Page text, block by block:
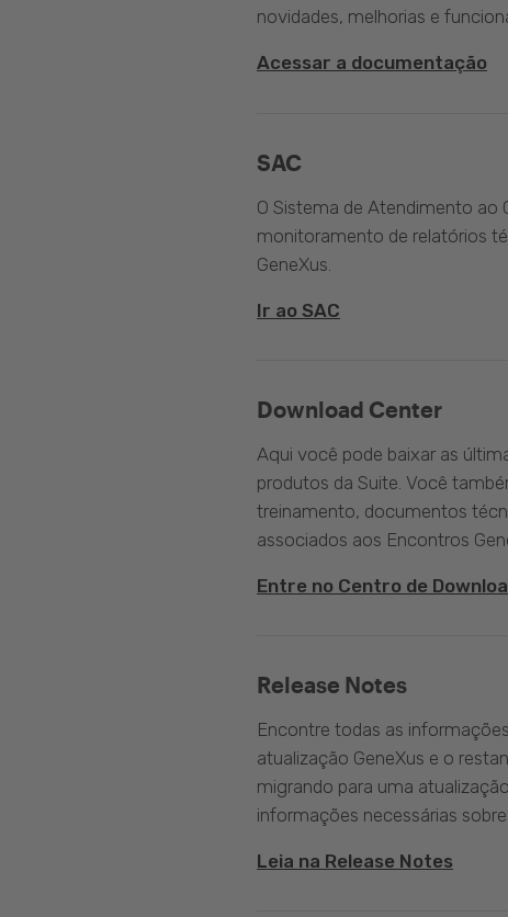
novidades, melhorias e
Acessar a documentação
SAC
O Sistema de Atendimento ao
monitoramento de relatórios
GeneXus.
Ir ao SAC
Download Center
Aqui você pode baixar as
produtos da Suite. Você
treinamento, documentos
associados aos Encontros
Entre no Centro de
Release Notes
Encontre todas as
atualização GeneXus e o
migrando para uma
informações necessárias
Leia na Release Notes